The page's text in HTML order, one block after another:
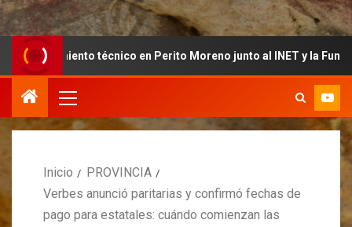
técnico en Perito Moreno junto al INET y la Fundación
Inicio
PROVINCIA
Verbes anunció paritarias y confirmó fechas de
pago para estatales: cuándo comienzan las